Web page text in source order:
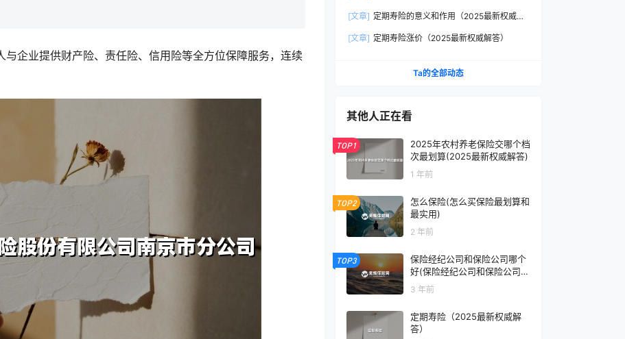
企业提供财产险、责任险、信用险等全方位保障服务，连续
[文章] 定期寿险的意义和作用（2025最新权威解
[文章] 定期寿险涨价（2025最新权威解答）
Ta的全部动态
其他人正在看
TOP1
2025年农村养老保险交哪个档
次最划算(2025最新权威解答)
1 年前
TOP2
怎么保险(怎么买保险最划算和
最实用)
2 年前
TOP3
保险经纪公司和保险公司哪个
好(保险经纪公司和保险公司是
合作关系吗)
3 年前
定期寿险（2025最新权威解
答）